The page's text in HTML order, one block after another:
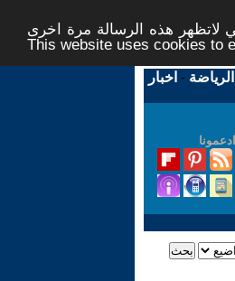
هذه الرسالة مرة اخرى -
This website uses cookies to
الرياضة - اخبار